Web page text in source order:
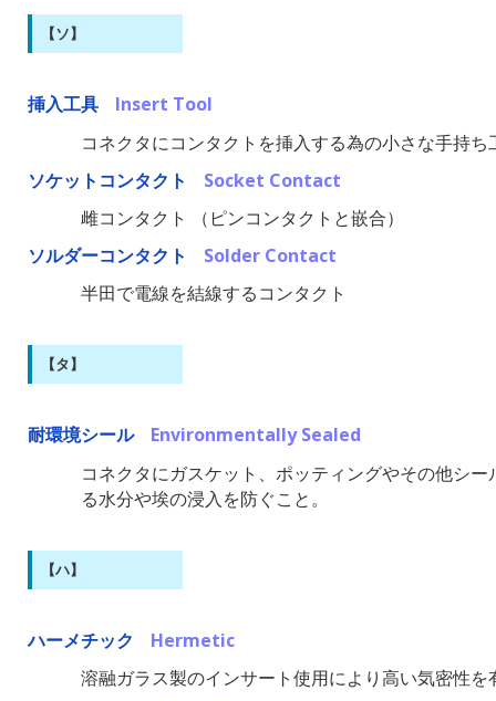
【ソ】
挿入工具
Insert Tool
コネクタにコンタクトを挿入する為の小さな手持ち
ソケットコンタクト
Socket Contact
雌コンタクト （ピンコンタクトと嵌合）
ソルダーコンタクト
Solder Contact
半田で電線を結線するコンタクト
【タ】
耐環境シール
Environmentally Sealed
コネクタにガスケット、ポッティングやその他シ
る水分や埃の浸入を防ぐこと。
【ハ】
ハーメチック
Hermetic
溶融ガラス製のインサート使用により高い気密性を